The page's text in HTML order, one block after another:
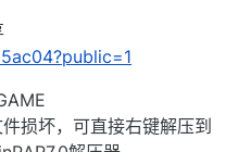
损坏，可直接右键解压到